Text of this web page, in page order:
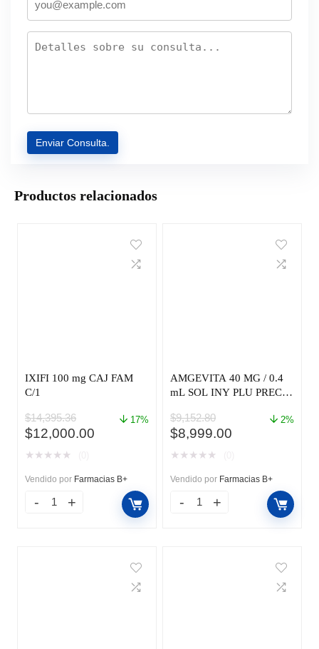
Productos relacionados
IXIFI 100 mg CAJ FAM
C/1
$14,395.36
El
precio
era:
$14,395.36.
$12,000.00
es:
$12,000.00.
17%
★ ★ ★ ★ ★
Vendido por Farmacias B+
AMGEVITA 40 MG / 0.4
mL SOL INY PLU PREC
$9,152.80
El
precio
era:
$9,152.80.
$8,999.00
es:
$8,999.00.
2%
★ ★ ★ ★ ★
Vendido por Farmacias B+